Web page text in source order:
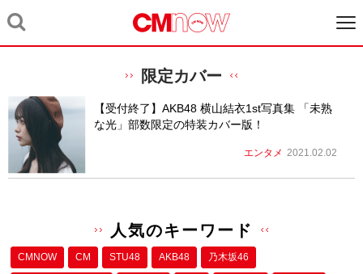
限定カバー
【受付終了】AKB48 横山結衣1st写真集 「未熟
な光」部数限定の特装カバー版！
エンタメ 2021.02.02
人気のキーワード
CMNOW CM STU48 AKB48 乃木坂46